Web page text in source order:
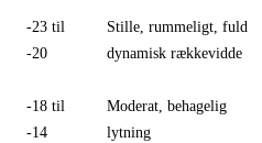
-23 til
-20
Stille, rummeligt, fuld
dynamisk rækkevidde
-18 til
-14
Moderat, behagelig
lytning